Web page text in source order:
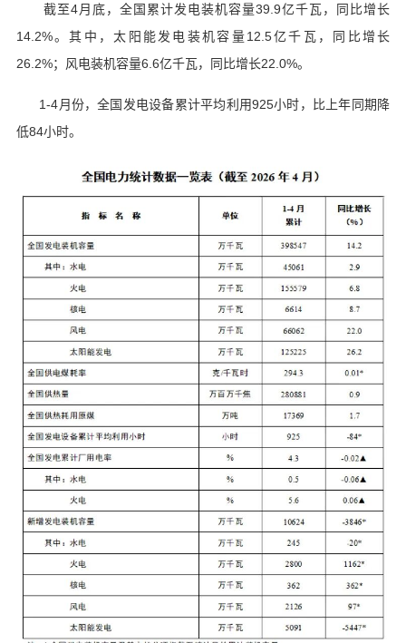
截至4月底，全国累计发电装机容量39.9亿千瓦，同比增长
14.2%。其中，太阳能发电装机容量12.5亿千瓦，同比增长
26.2%；风电装机容量6.6亿千瓦，同比增长22.0%。
1-4月份，全国发电设备累计平均利用925小时，比上年同期降
低84小时。